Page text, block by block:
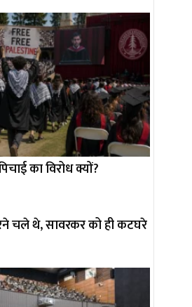
का विरोध क्यों?
चले थे, सावरकर को ही कटघरे